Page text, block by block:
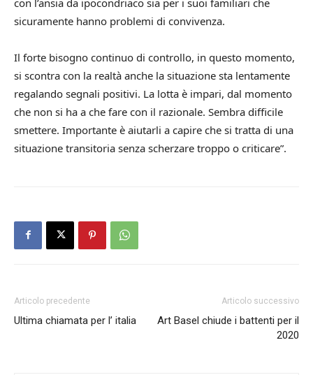
sicuramente hanno problemi di convivenza.
Il forte bisogno continuo di controllo, in questo momento,
si scontra con la realtà anche la situazione sta lentamente
regalando segnali positivi. La lotta è impari, dal momento
che non si ha a che fare con il razionale. Sembra difficile
smettere. Importante è aiutarli a capire che si tratta di una
situazione transitoria senza scherzare troppo o criticare”.
Articolo precedente
Ultima chiamata per l’ italia
Articolo successivo
Art Basel chiude i battenti per il
2020